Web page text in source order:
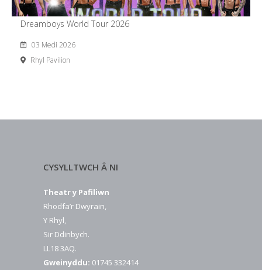
Dreamboys World Tour 2026
03 Medi 2026
Rhyl Pavilion
CYSYLLTWCH Â NI
Theatr y Pafiliwn
Rhodfa’r Dwyrain,
Y Rhyl,
Sir Ddinbych.
LL18 3AQ.
Gweinyddu: 01745 332414